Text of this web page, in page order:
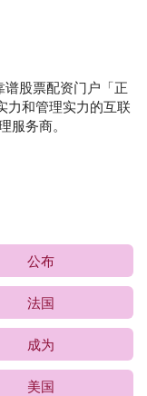
谱股票配资门户「正
力和管理实力的互联
务商。
公布
法国
成为
美国